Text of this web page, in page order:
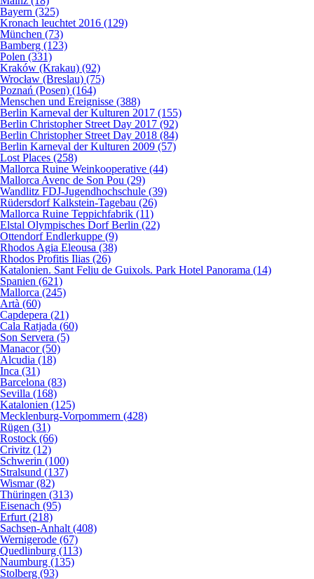
Bayern (325)
Kronach leuchtet 2016 (129)
München (73)
Bamberg (123)
Polen (331)
Kraków (Krakau) (92)
Wrocław (Breslau) (75)
Poznań (Posen) (164)
Menschen und Ereignisse (388)
Berlin Karneval der Kulturen 2017 (155)
Berlin Christopher Street Day 2017 (92)
Berlin Christopher Street Day 2018 (84)
Berlin Karneval der Kulturen 2009 (57)
Lost Places (258)
Mallorca Ruine Weinkooperative (44)
Mallorca Avenc de Son Pou (29)
Wandlitz FDJ-Jugendhochschule (39)
Rüdersdorf Kalkstein-Tagebau (26)
Mallorca Ruine Teppichfabrik (11)
Elstal Olympisches Dorf Berlin (22)
Ottendorf Endlerkuppe (9)
Rhodos Agia Eleousa (38)
Rhodos Profitis Ilias (26)
Katalonien. Sant Feliu de Guixols. Park Hotel Panorama (14)
Spanien (621)
Mallorca (245)
Artà (60)
Capdepera (21)
Cala Ratjada (60)
Son Servera (5)
Manacor (50)
Alcudia (18)
Inca (31)
Barcelona (83)
Sevilla (168)
Katalonien (125)
Mecklenburg-Vorpommern (428)
Rügen (31)
Rostock (66)
Crivitz (12)
Schwerin (100)
Stralsund (137)
Wismar (82)
Thüringen (313)
Eisenach (95)
Erfurt (218)
Sachsen-Anhalt (408)
Wernigerode (67)
Quedlinburg (113)
Naumburg (135)
Stolberg (93)